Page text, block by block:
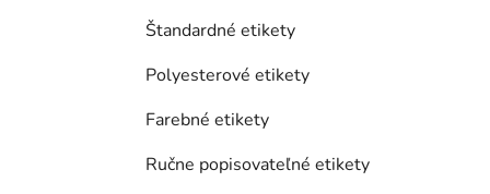
Štandardné etikety
Polyesterové etikety
Farebné etikety
Ručne popisovateľné etikety